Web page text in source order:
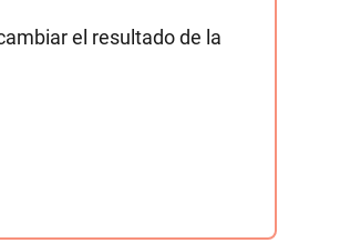
el resultado de la